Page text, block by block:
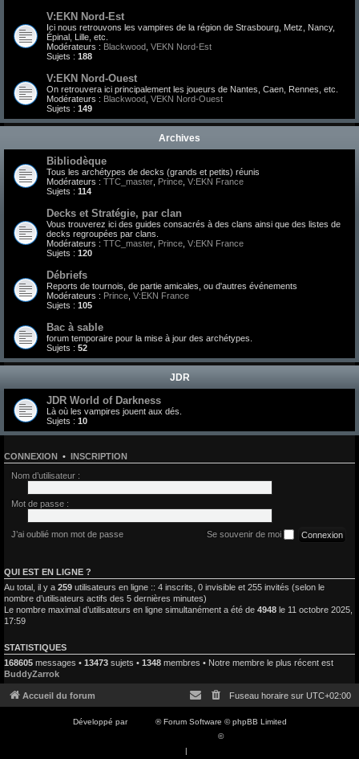
V:EKN Nord-Est
Ici nous retrouvons les vampires de la région de Strasbourg, Metz, Nancy,
Épinal, Lille, etc.
Modérateurs : Blackwood VEKN Nord-Est
Sujets : 188
V:EKN Nord-Ouest
On retrouvera ici principalement les joueurs de Nantes, Caen, Rennes, etc.
Modérateurs : Blackwood VEKN Nord-Ouest
Sujets : 149
Archives
Bibliodèque
Tous les archétypes de decks (grands et petits) réunis
Modérateurs : TTC_master Prince V:EKN France
Sujets : 114
Decks et Stratégie, par clan
Vous trouverez ici des guides consacrés à des clans ainsi que des listes de
decks regroupées par clans.
Modérateurs : TTC_master Prince V:EKN France
Sujets : 120
Débriefs
Reports de tournois, de partie amicales, ou d'autres événements
Modérateurs : Prince V:EKN France
Sujets : 105
Bac à sable
forum temporaire pour la mise à jour des archétypes.
Sujets : 52
JDR
JDR World of Darkness
Là où les vampires jouent aux dés.
Sujets : 10
CONNEXION • INSCRIPTION
Nom d’utilisateur :
Mot de passe :
J’ai oublié mon mot de passe Se souvenir de moi
QUI EST EN LIGNE ?
Au total, il y a 259 utilisateurs en ligne :: 4 inscrits, 0 invisible et 255 invités (selon le
nombre d’utilisateurs actifs des 5 dernières minutes)
Le nombre maximal d’utilisateurs en ligne simultanément a été de 4948 le 11 octobre 2025,
17:59
STATISTIQUES
168605 messages • 13473 sujets • 1348 membres • Notre membre le plus récent est
BuddyZarrok
Accueil du forum Fuseau horaire sur UTC+02:00
Développé par
® Forum Software © phpBB Limited
©
|